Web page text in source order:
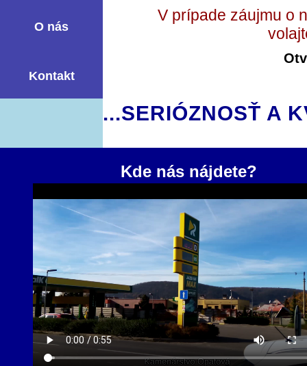
O nás
Kontakt
V prípade záujmu o
...SERIÓZNOSŤ A
Kde nás nájdete?